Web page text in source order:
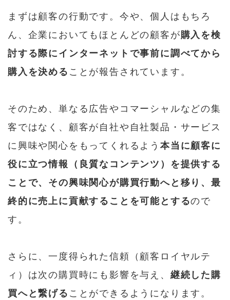
まずは顧客の行動です。今や、個人はもちろ
ん、企業においてもほとんどの顧客が購入を検
討する際にインターネットで事前に調べてから
購入を決める ことが報告されています。
そのため、単なる広告やコマーシャルなどの集
客ではなく、顧客が自社や自社製品・サービス
に興味や関心をもってくれるよう 本当に顧客に
役に立つ情報（良質なコンテンツ）を提供する
ことで、その興味関心が購買行動へと移り、最
終的に売上に貢献することを可能とするので
す。
さらに、一度得られた信頼（顧客ロイヤルテ
ィ）は次の購買時にも影響を与え、 継続した購
買へと繋げる ことができるようになります。